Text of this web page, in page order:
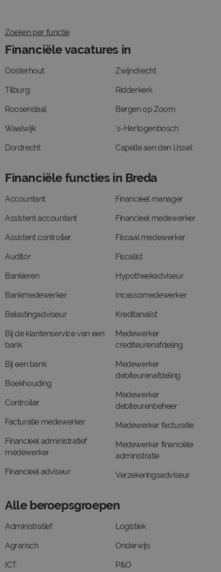
Zoeken per functie
Financiële vacatures in
Oosterhout
Tilburg
Roosendaal
Waalwijk
Dordrecht
Zwijndrecht
Ridderkerk
Bergen op Zoom
's-Hertogenbosch
Capelle aan den IJssel
Financiële functies in Breda
Accountant
Assistent accountant
Assistent controller
Auditor
Bankieren
Bankmedewerker
Belastingadviseur
Bij de klantenservice van een
bank
Bij een bank
Boekhouding
Controller
Facturatie medewerker
Financieel administratief
medewerker
Financieel adviseur
Financieel manager
Financieel medewerker
Fiscaal medewerker
Fiscalist
Hypotheekadviseur
Incassomedewerker
Kreditanalist
Medewerker
crediteurenafdeling
Medewerker
debiteurenafdeling
Medewerker
debiteurenbeheer
Medewerker facturatie
Medewerker financiële
administratie
Verzekeringsadviseur
Alle beroepsgroepen
Administratief
Agrarisch
ICT
Logistiek
Onderwijs
P&O